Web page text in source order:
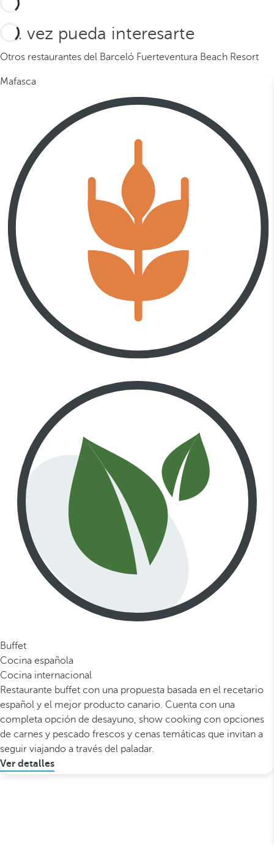
Tal vez pueda interesarte
Otros restaurantes del Barceló Fuerteventura Beach Resort
Mafasca
Buffet
Cocina española
Cocina internacional
Restaurante buffet con una propuesta basada en el recetario
español y el mejor producto canario. Cuenta con una
completa opción de desayuno, show cooking con opciones
de carnes y pescado frescos y cenas temáticas que invitan a
seguir viajando a través del paladar.
Ver detalles